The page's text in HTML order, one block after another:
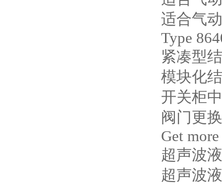
适合气
Type
紧凑型
模块化
开关柜
阀门更
Get
超声波
超声波